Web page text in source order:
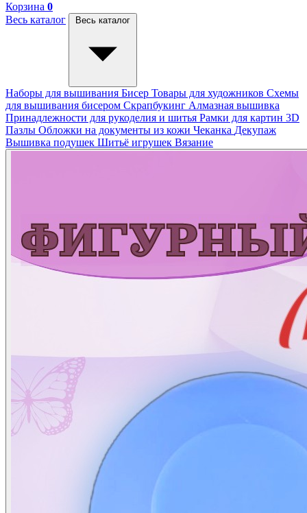
Корзина 0
Весь каталог
Весь каталог
Наборы для вышивания Бисер Товары для художников Схемы
для вышивания бисером Скрапбукинг Алмазная вышивка
Принадлежности для рукоделия и шитья Рамки для картин 3D
Пазлы Обложки на документы из кожи Чеканка Декупаж
Вышивка подушек Шитьё игрушек Вязание